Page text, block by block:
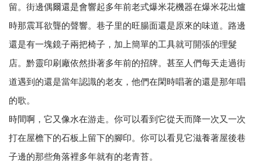
留。街邊偶爾還是會響起多年前老式爆米花機器在爆米花出爐
時那震耳欲聾的聲響。巷子里的旺腸面還是原來的味道。路邊
還是有一塊鏡子兩把椅子，加上簡單的工具就可開張的理髮
店。黔靈印刷廠依然掛著多年前的招牌。甚至人們每天走過街
道遇到的還是當年認識的老友，他們在閑時唱著的還是那年唱
的歌。
時間啊，它又像水在游走。你可以看到它從天而降一次又一次
打在屋檐下的石板上留下的腳印。你可以看見它滋養著屋後巷
子邊的那些角落裡多年就有的老青苔。